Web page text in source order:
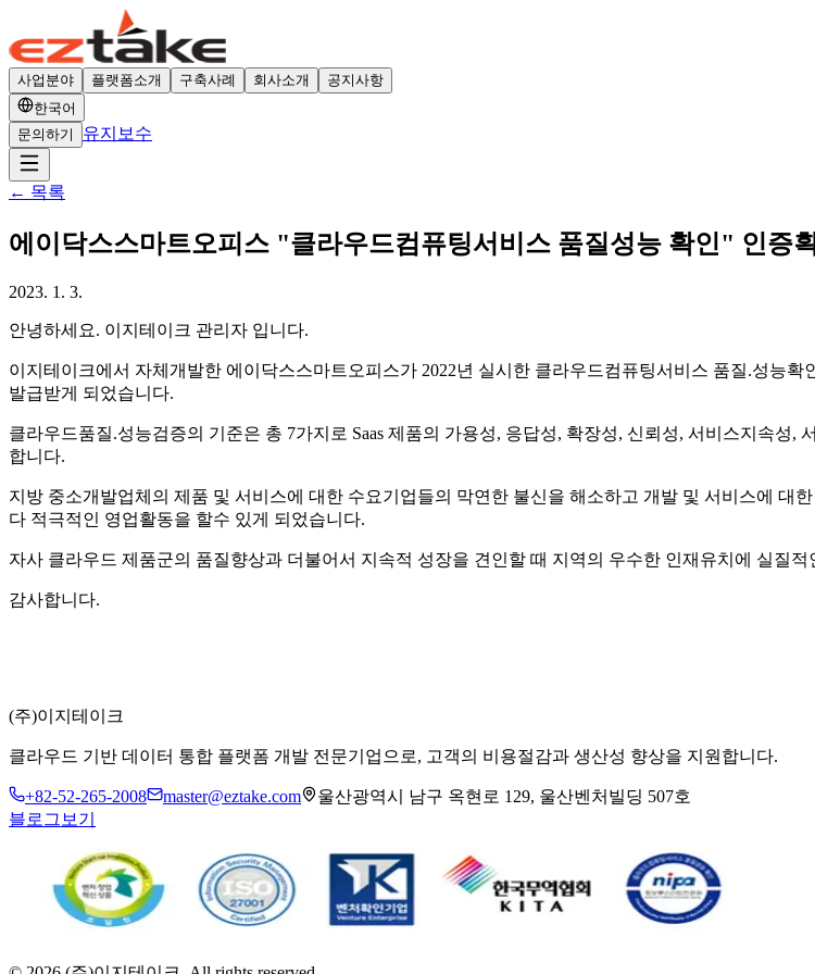
사업분야 플랫폼소개 구축사례 회사소개
공지사항
한국어
문의하기
유지보수
← 목록
에이닥스스마트오피스 "클라우드컴퓨팅서비스 품질성능 확인" 인증
2023. 1. 3.
안녕하세요. 이지테이크 관리자 입니다.
이지테이크에서 자체개발한 에이닥스스마트오피스가 2022년 실시한 클라우드컴퓨팅서비스 품질.성능
발급받게 되었습니다.
클라우드품질.성능검증의 기준은 총 7가지로 Saas 제품의 가용성, 응답성, 확장성, 신뢰성, 서비스지속
합니다.
지방 중소개발업체의 제품 및 서비스에 대한 수요기업들의 막연한 불신을 해소하고 개발 및 서비스에 대
다 적극적인 영업활동을 할수 있게 되었습니다.
자사 클라우드 제품군의 품질향상과 더불어서 지속적 성장을 견인할 때 지역의 우수한 인재유치에 실질
감사합니다.
(주)이지테이크
클라우드 기반 데이터 통합 플랫폼 개발 전문기업으로, 고객의 비용절감과 생산성 향상을 지원합니다.
+82-52-265-2008 master@eztake.com
울산광역시 남구 옥현로 129, 울산벤처빌딩 507호
블로그보기